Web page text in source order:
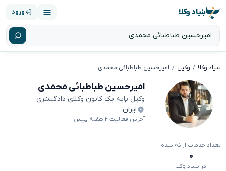
بنیاد وکلا ورود
بنیاد وکلا وکیل امیرحسین طباطبائی محمدی
امیرحسین طباطبائی محمدی
وکیل پایه یک کانون وکلای دادگستری
ایران،
آخرین فعالیت ۲ هفته پیش
تعداد خدمات ارائه شده
۰
در بنیاد وکلا